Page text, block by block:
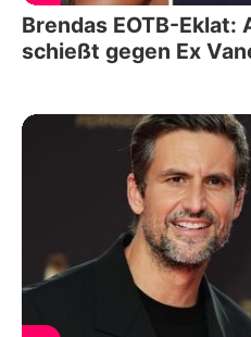
Brendas EOTB-Eklat:
schießt gegen Ex